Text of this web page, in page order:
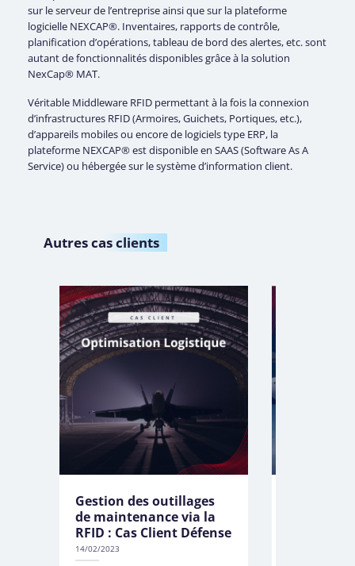
sur le serveur de l’entreprise ainsi que sur la plateforme
logicielle NEXCAP®. Inventaires, rapports de contrôle,
planification d’opérations, tableau de bord des alertes, etc. sont
autant de fonctionnalités disponibles grâce à la solution
NexCap® MAT.
Véritable Middleware RFID permettant à la fois la connexion
d’infrastructures RFID (Armoires, Guichets, Portiques, etc.),
d’appareils mobiles ou encore de logiciels type ERP, la
plateforme NEXCAP® est disponible en SAAS (Software As A
Service) ou hébergée sur le système d’information client.
Autrescas clients
Gestion des outillages
de maintenance via la
RFID : Cas Client Défense
14/02/2023